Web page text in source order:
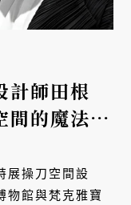
計師田根
間的魔法，
展操刀空間設
物館與梵克雅寶